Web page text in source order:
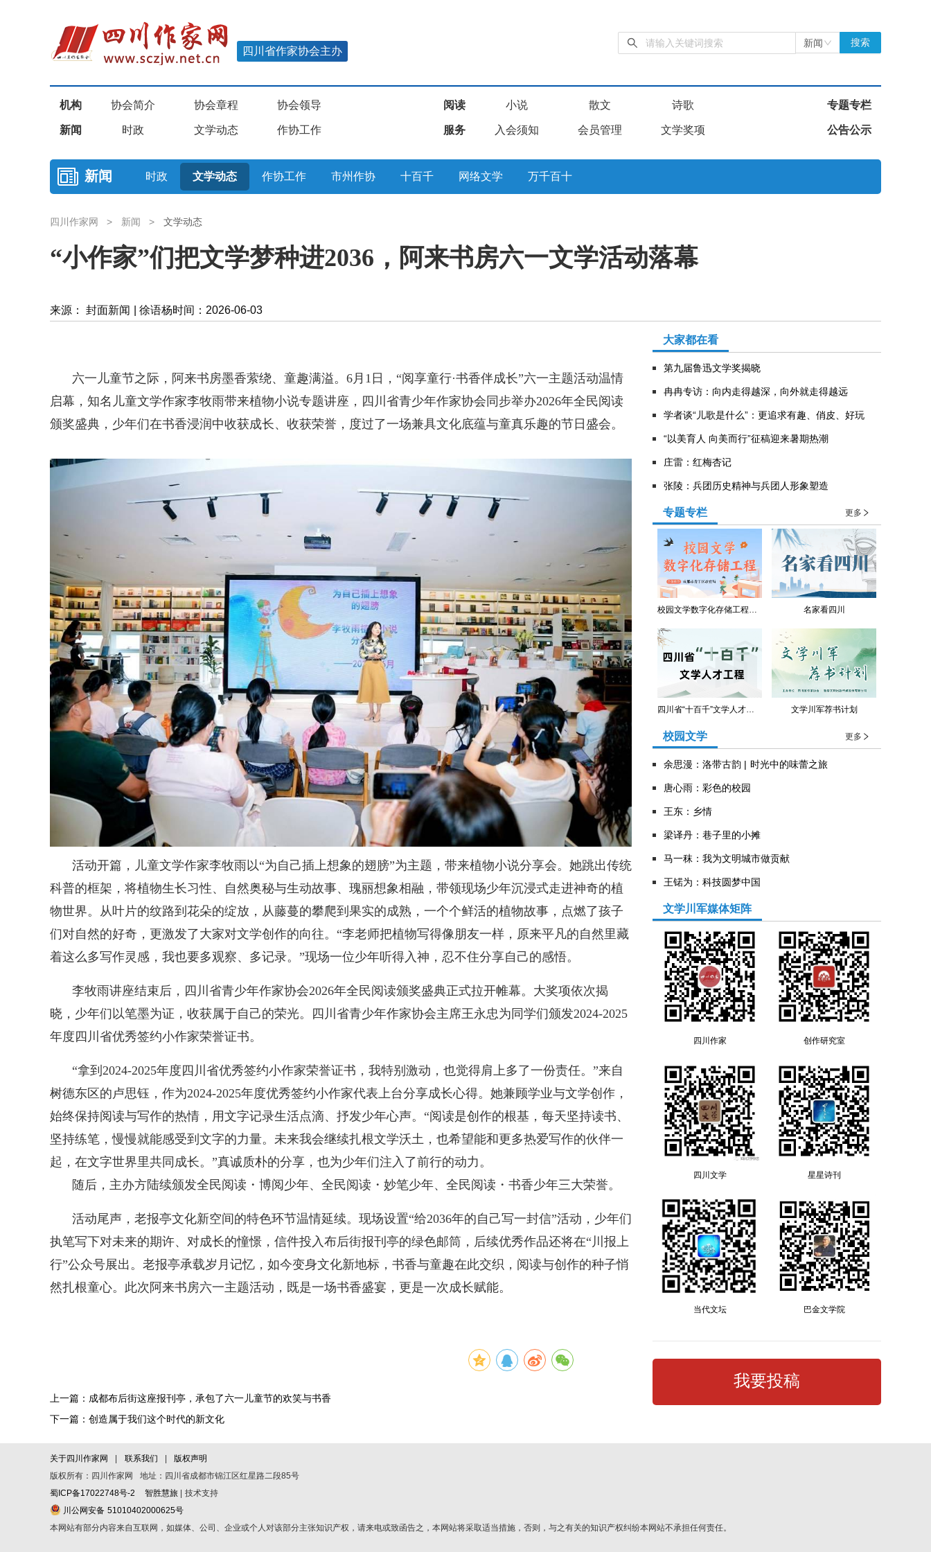
四川省作家协会主办
新闻 搜索
机构 协会简介 协会章程 协会领导 阅读 小说 散文 诗歌 专题专栏
新闻 时政 文学动态 作协工作 服务 入会须知 会员管理 文学奖项 公告公示
新闻 时政 文学动态 作协工作 市州作协 十百千 网络文学 万千百十
四川作家网 > 新闻 > 文学动态
“小作家”们把文学梦种进2036，阿来书房六一文学活动落幕
来源： 封面新闻 | 徐语杨时间：2026-06-03
六一儿童节之际，阿来书房墨香萦绕、童趣满溢。6月1日，“阅享童行·书香伴成长”六一主题活动温情
启幕，知名儿童文学作家李牧雨带来植物小说专题讲座，四川省青少年作家协会同步举办2026年全民阅读
颁奖盛典，少年们在书香浸润中收获成长、收获荣誉，度过了一场兼具文化底蕴与童真乐趣的节日盛会。
活动开篇，儿童文学作家李牧雨以“为自己插上想象的翅膀”为主题，带来植物小说分享会。她跳出传统
科普的框架，将植物生长习性、自然奥秘与生动故事、瑰丽想象相融，带领现场少年沉浸式走进神奇的植
物世界。从叶片的纹路到花朵的绽放，从藤蔓的攀爬到果实的成熟，一个个鲜活的植物故事，点燃了孩子
们对自然的好奇，更激发了大家对文学创作的向往。“李老师把植物写得像朋友一样，原来平凡的自然里藏
着这么多写作灵感，我也要多观察、多记录。”现场一位少年听得入神，忍不住分享自己的感悟。
李牧雨讲座结束后，四川省青少年作家协会2026年全民阅读颁奖盛典正式拉开帷幕。大奖项依次揭
晓，少年们以笔墨为证，收获属于自己的荣光。四川省青少年作家协会主席王永忠为同学们颁发2024-2025
年度四川省优秀签约小作家荣誉证书。
“拿到2024-2025年度四川省优秀签约小作家荣誉证书，我特别激动，也觉得肩上多了一份责任。”来自
树德东区的卢思钰，作为2024-2025年度优秀签约小作家代表上台分享成长心得。她兼顾学业与文学创作，
始终保持阅读与写作的热情，用文字记录生活点滴、抒发少年心声。“阅读是创作的根基，每天坚持读书、
坚持练笔，慢慢就能感受到文字的力量。未来我会继续扎根文学沃土，也希望能和更多热爱写作的伙伴一
起，在文字世界里共同成长。”真诚质朴的分享，也为少年们注入了前行的动力。
随后，主办方陆续颁发全民阅读・博阅少年、全民阅读・妙笔少年、全民阅读・书香少年三大荣誉。
活动尾声，老报亭文化新空间的特色环节温情延续。现场设置“给2036年的自己写一封信”活动，少年们
执笔写下对未来的期许、对成长的憧憬，信件投入布后街报刊亭的绿色邮筒，后续优秀作品还将在“川报上
行”公众号展出。老报亭承载岁月记忆，如今变身文化新地标，书香与童趣在此交织，阅读与创作的种子悄
然扎根童心。此次阿来书房六一主题活动，既是一场书香盛宴，更是一次成长赋能。
上一篇：成都布后街这座报刊亭，承包了六一儿童节的欢笑与书香
下一篇：创造属于我们这个时代的新文化
大家都在看
第九届鲁迅文学奖揭晓
冉冉专访：向内走得越深，向外就走得越远
学者谈“儿歌是什么”：更追求有趣、俏皮、好玩
“以美育人 向美而行”征稿迎来暑期热潮
庄雷：红梅杏记
张陵：兵团历史精神与兵团人形象塑造
专题专栏 更多
校园文学数字化存储工程（青羊区教育局） 名家看四川
四川省“十百千”文学人才工程 文学川军荐书计划
校园文学 更多
余思漫：洛带古韵 | 时光中的味蕾之旅
唐心雨：彩色的校园
王东：乡情
​梁译丹：巷子里的小摊
马一秣：我为文明城市做贡献
王锘为：科技圆梦中国
文学川军媒体矩阵
四川作家 创作研究室
四川文学 星星诗刊
当代文坛 巴金文学院
我要投稿
关于四川作家网 | 联系我们 |版权声明
版权所有：四川作家网 地址：四川省成都市锦江区红星路二段85号
蜀ICP备17022748号-2
智胜慧旅 | 技术支持
川公网安备 51010402000625号
本网站有部分内容来自互联网，如媒体、公司、企业或个人对该部分主张知识产权，请来电或致函告之，本网站将采取适当措施，否则，与之有关的知识产权纠纷本网站不承担任何责任。